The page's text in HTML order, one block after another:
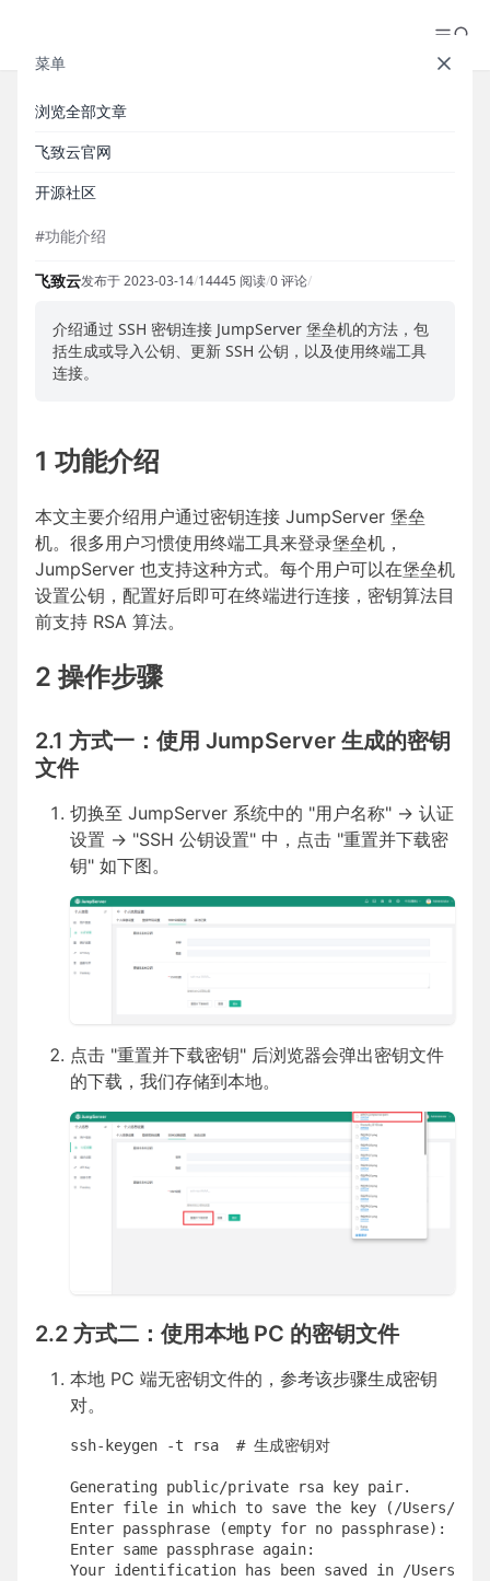
菜单
浏览全部文章
飞致云官网
开源社区
【V3】用户通过密钥连接
JumpServer 堡垒机
#功能介绍
飞致云发布于 2023-03-14/14445 阅读/0 评论/
介绍通过 SSH 密钥连接 JumpServer 堡垒机的方法，包
括生成或导入公钥、更新 SSH 公钥，以及使用终端工具
连接。
1 功能介绍
本文主要介绍用户通过密钥连接 JumpServer 堡垒
机。很多用户习惯使用终端工具来登录堡垒机，
JumpServer 也支持这种方式。每个用户可以在堡垒机
设置公钥，配置好后即可在终端进行连接，密钥算法目
前支持 RSA 算法。
2 操作步骤
2.1 方式一：使用 JumpServer 生成的密钥
文件
切换至 JumpServer 系统中的 "用户名称" -> 认证
设置 -> "SSH 公钥设置" 中，点击 "重置并下载密
钥" 如下图。
点击 "重置并下载密钥" 后浏览器会弹出密钥文件
的下载，我们存储到本地。
2.2 方式二：使用本地 PC 的密钥文件
本地 PC 端无密钥文件的，参考该步骤生成密钥
对。
ssh-keygen -t rsa  # 生成密钥对
Generating public/private rsa key pair.
Enter file in which to save the key (/Users/
Enter passphrase (empty for no passphrase):
Enter same passphrase again:
Your identification has been saved in /Users/